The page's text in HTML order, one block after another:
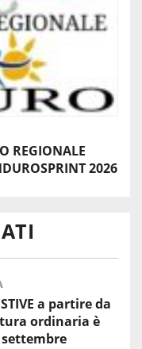
REGIONALE
2026
a partire da
ordinaria è